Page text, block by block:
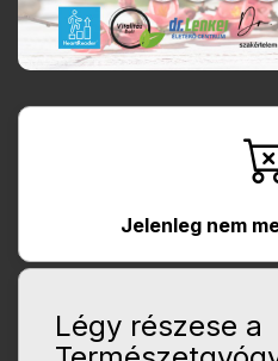
Jelenleg nem
Légy részese a